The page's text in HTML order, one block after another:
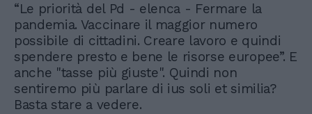
“Le priorità del Pd - elenca - Fermare la
pandemia. Vaccinare il maggior numero
possibile di cittadini. Creare lavoro e quindi
spendere presto e bene le risorse europee”. E
anche "tasse più giuste". Quindi non
sentiremo più parlare di ius soli et similia?
Basta stare a vedere.